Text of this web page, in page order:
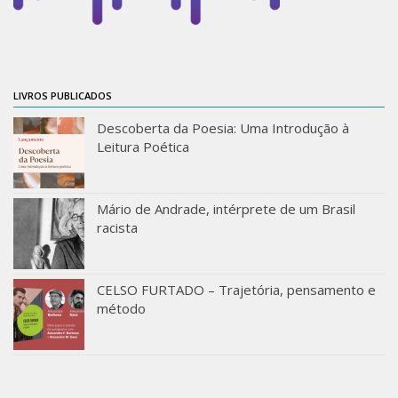
Moraes Silva
Portal de Literatura de Cordel
Plataforma Modernismo
Ver – Anita Malfatti
Novos Projetos
Manuel Correia de Andrade
Graduação
Sobre a Graduação
Disciplinas
LIVROS PUBLICADOS
Descoberta da Poesia: Uma Introdução à
Leitura Poética
Mário de Andrade, intérprete de um Brasil
racista
CELSO FURTADO – Trajetória, pensamento e
método